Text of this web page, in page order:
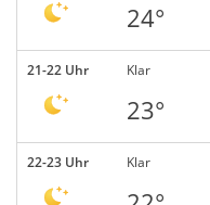
24°
21-22 Uhr Klar
23°
22-23 Uhr Klar